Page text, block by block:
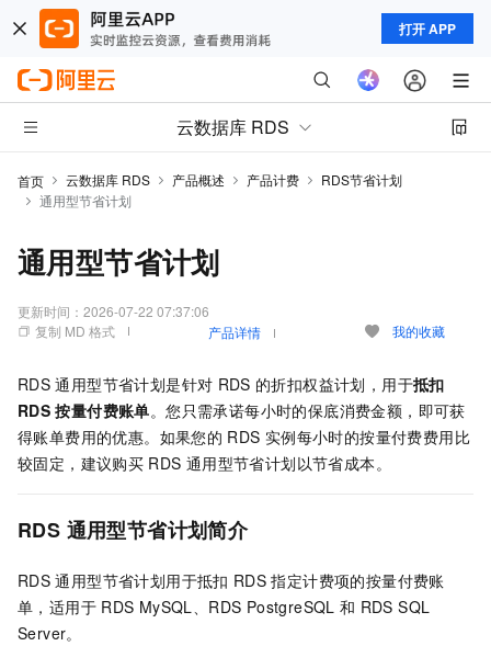
打开 APP
云数据库 RDS
首页 云数据库 RDS 产品概述 产品计费
RDS节省计划
通用型节省计划
通用型节省计划
更新时间： 2026-07-22 07:37:06
复制 MD 格式
产品详情 我的收藏
RDS 通用型节省计划是针对 RDS 的折扣权益计划，用于抵扣
RDS 按量付费账单。您只需承诺每小时的保底消费金额，即可获
得账单费用的优惠。如果您的 RDS 实例每小时的按量付费费用比
较固定，建议购买 RDS 通用型节省计划以节省成本。
RDS 通用型节省计划简介
RDS 通用型节省计划用于抵扣 RDS 指定计费项的按量付费账
单，适用于 RDS MySQL、RDS PostgreSQL 和 RDS SQL
Server。